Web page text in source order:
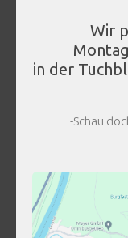
Wir
in der
-Schau